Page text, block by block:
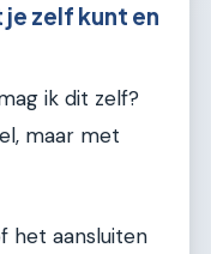
zelf kunt en
ik dit zelf?
maar met
het aansluiten